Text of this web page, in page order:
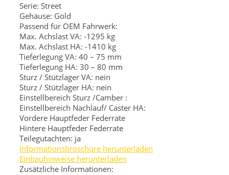
Serie: Street
Gehäuse: Gold
Passend für OEM Fahrwerk:
Max. Achslast VA: -1295 kg
Max. Achslast HA: -1410 kg
Tieferlegung VA: 40 – 75 mm
Tieferlegung HA: 30 – 80 mm
Sturz / Stützlager VA: nein
Sturz / Stützlager HA: nein
Einstellbereich Sturz /Camber :
Einstellbereich Nachlauf/ Caster HA:
Vordere Hauptfeder Federrate
Hintere Hauptfeder Federrate
Teilegutachten: ja
Informationsbroschüre herunterladen
Einbauhinweise herunterladen
Zusätzliche Informationen: